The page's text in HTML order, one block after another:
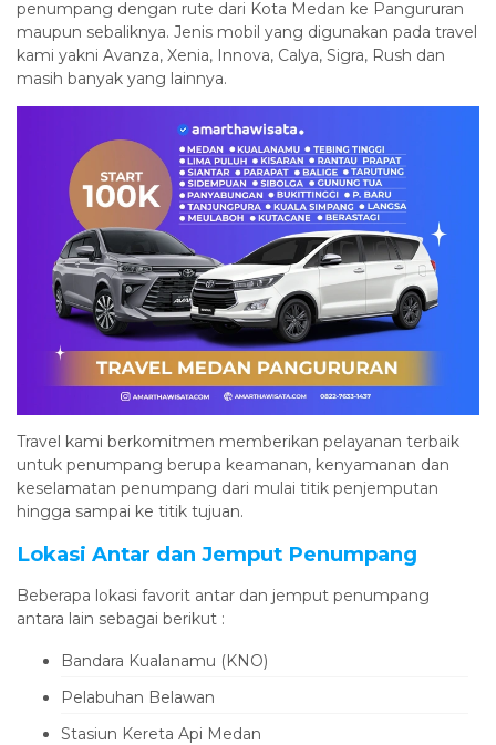
penumpang dengan rute dari Kota Medan ke Pangururan
maupun sebaliknya. Jenis mobil yang digunakan pada travel
kami yakni Avanza, Xenia, Innova, Calya, Sigra, Rush dan
masih banyak yang lainnya.
Travel kami berkomitmen memberikan pelayanan terbaik
untuk penumpang berupa keamanan, kenyamanan dan
keselamatan penumpang dari mulai titik penjemputan
hingga sampai ke titik tujuan.
Lokasi Antar dan Jemput Penumpang
Beberapa lokasi favorit antar dan jemput penumpang
antara lain sebagai berikut :
Bandara Kualanamu (KNO)
Pelabuhan Belawan
Stasiun Kereta Api Medan